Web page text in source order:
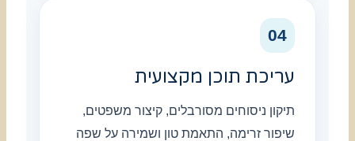
04
עריכת תוכן מקצועית
תיקון ניסוחים מסורבלים, קיצור משפטים,
שיפור זרימה, התאמת טון ושמירה על שפה